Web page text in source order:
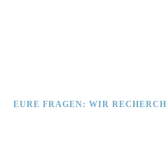
EURE FRAGEN: WIR